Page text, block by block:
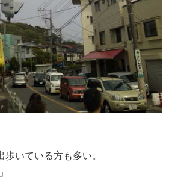
いている方も多い。